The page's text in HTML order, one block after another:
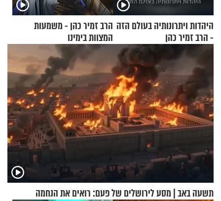
היהדות ויתרונותיה בעולם הזה
- הרב זמיר כהן
הרב זמיר כהן - משמעות
המצוות בימינו
תשעה באב | מסע לירושלים של פעם: רואים את הנחמה